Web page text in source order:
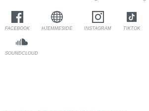
FACEBOOK HJEMMESIDE INSTAGRAM TIKTOK
SOUNDCLOUD